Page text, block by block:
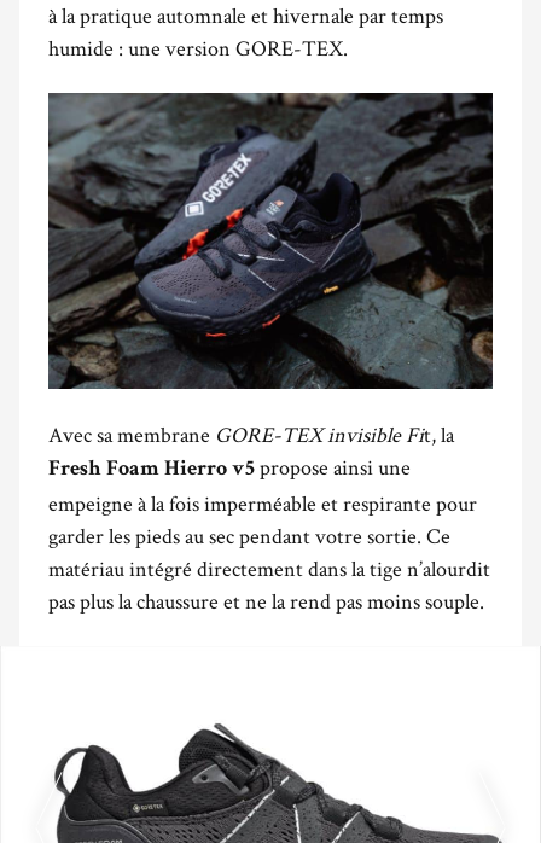
à la pratique automnale et hivernale par temps
humide : une version GORE-TEX.
Avec sa membrane GORE-TEXinvisible Fit, la
Fresh Foam Hierro v5 propose ainsi une
empeigne à la fois imperméable et respirante pour
garder les pieds au sec pendant votre sortie. Ce
matériau intégré directement dans la tige n’alourdit
pas plus la chaussure et ne la rend pas moins souple.